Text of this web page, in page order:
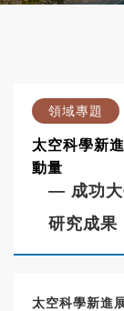
領域專題
太空科學新
動量
— 成功大
研究成果
太空科學新進